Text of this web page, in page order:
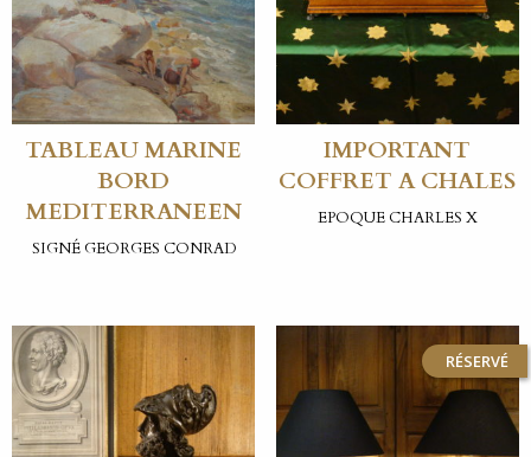
TABLEAU MARINE
BORD
MEDITERRANEEN
SIGNÉ GEORGES CONRAD
IMPORTANT
COFFRET A CHALES
EPOQUE CHARLES X
RÉSERVÉ